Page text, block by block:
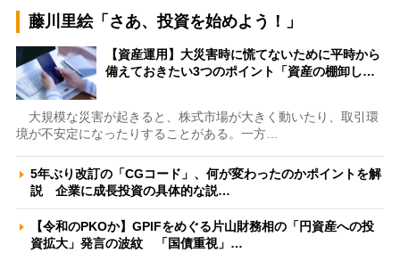
藤川里絵「さあ、投資を始めよう！」
【資産運用】大災害時に慌てないために平時から
備えておきたい3つのポイント「資産の棚卸し…
大規模な災害が起きると、株式市場が大きく動いたり、取引環
境が不安定になったりすることがある。一方…
5年ぶり改訂の「CGコード」、何が変わったのかポイントを解
説 企業に成長投資の具体的な説…
【令和のPKOか】GPIFをめぐる片山財務相の「円資産への投
資拡大」発言の波紋 「国債重視」…